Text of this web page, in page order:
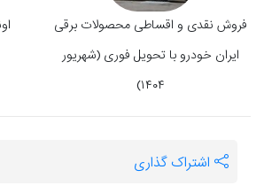
فروش نقدی و اقساطی محصولات برقی
ایران خودرو با تحویل فوری (شهریور
۱۴۰۴)
اشتراک گذاری